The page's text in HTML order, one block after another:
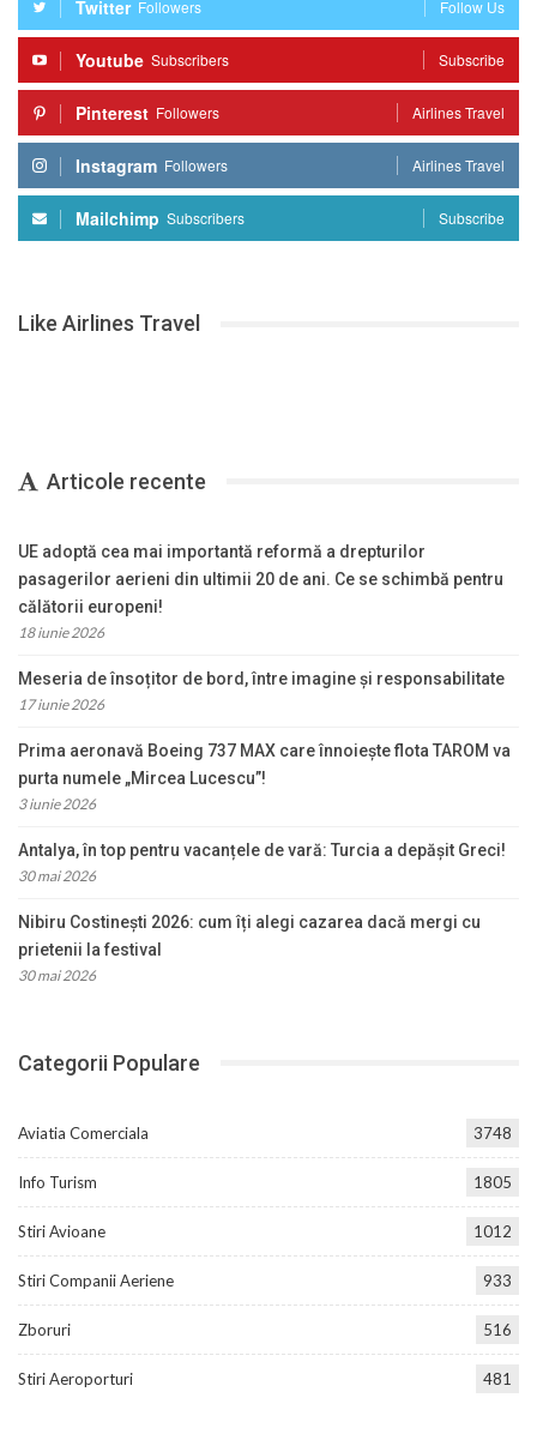
Twitter Followers Follow Us
Youtube Subscribers Subscribe
Pinterest Followers Airlines Travel
Instagram Followers Airlines Travel
Mailchimp Subscribers Subscribe
Like Airlines Travel
Articole recente
UE adoptă cea mai importantă reformă a drepturilor
pasagerilor aerieni din ultimii 20 de ani. Ce se schimbă pentru
călătorii europeni!
18 iunie 2026
Meseria de însoțitor de bord, între imagine și responsabilitate
17 iunie 2026
Prima aeronavă Boeing 737 MAX care înnoiește flota TAROM va
purta numele „Mircea Lucescu”!
3 iunie 2026
Antalya, în top pentru vacanțele de vară: Turcia a depășit Greci!
30 mai 2026
Nibiru Costinești 2026: cum îți alegi cazarea dacă mergi cu
prietenii la festival
30 mai 2026
Categorii Populare
Aviatia Comerciala 3748
Info Turism 1805
Stiri Avioane 1012
Stiri Companii Aeriene 933
Zboruri 516
Stiri Aeroporturi 481